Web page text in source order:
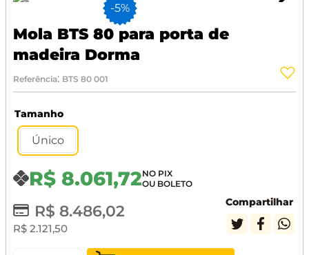
-5%
Mola BTS 80 para porta de
madeira Dorma
Referência: BTS 80 001
Tamanho
Único
R$ 8.061,72
R$ 8.486,02
R$ 2.121,50
Compartilhar